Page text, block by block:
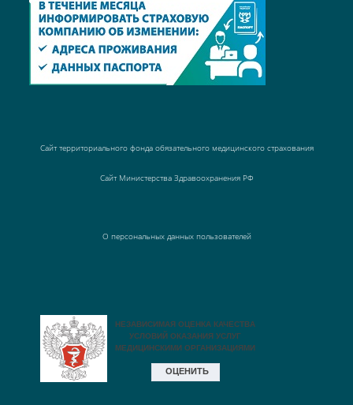
Сайт территориального фонда обязательного медицинского страхования
Сайт Министерства Здравоохранения РФ
О персональных данных пользователей